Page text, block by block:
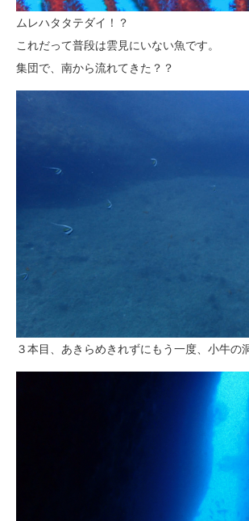
ムレハタタテダイ！？
これだって普段は雲見にいない魚です。
集団で、南から流れてきた？？
３本目、あきらめきれずにもう一度、小牛の